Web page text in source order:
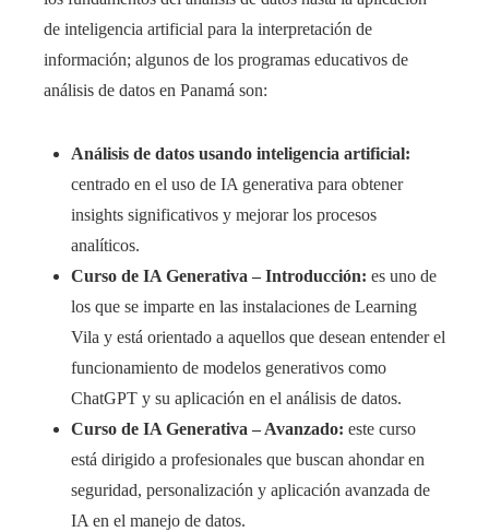
de inteligencia artificial para la interpretación de
información; algunos de los programas educativos de
análisis de datos en Panamá son:
Análisis de datos usando inteligencia artificial:
centrado en el uso de IA generativa para obtener
insights significativos y mejorar los procesos
analíticos.
Curso de IA Generativa – Introducción: es uno de
los que se imparte en las instalaciones de Learning
Vila y está orientado a aquellos que desean entender el
funcionamiento de modelos generativos como
ChatGPT y su aplicación en el análisis de datos.
Curso de IA Generativa – Avanzado: este curso
está dirigido a profesionales que buscan ahondar en
seguridad, personalización y aplicación avanzada de
IA en el manejo de datos.